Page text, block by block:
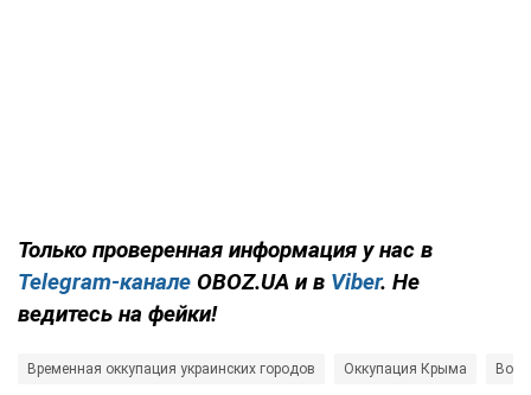
Только проверенная информация у нас в
Telegram-канале OBOZ.UA и в Viber. Не
ведитесь на фейки!
Временная оккупация украинских городов Оккупация Крыма